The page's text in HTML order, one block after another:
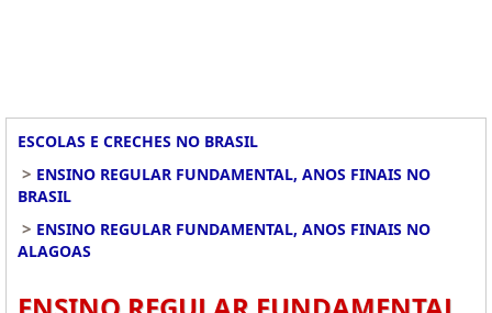
ESCOLAS E CRECHES NO BRASIL
> ENSINO REGULAR FUNDAMENTAL, ANOS FINAIS NO
BRASIL
> ENSINO REGULAR FUNDAMENTAL, ANOS FINAIS NO
ALAGOAS